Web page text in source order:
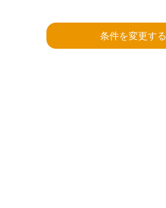
条件を変更する